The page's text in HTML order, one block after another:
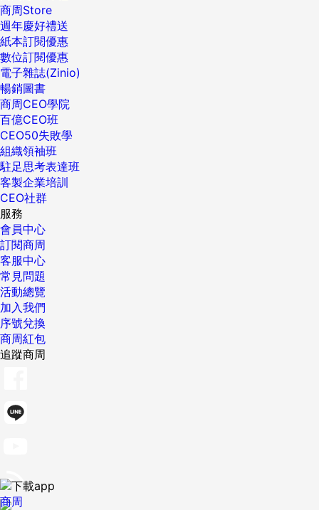
商周Store
週年慶好禮送
紙本訂閱優惠
數位訂閱優惠
電子雜誌(Zinio)
暢銷圖書
商周CEO學院
百億CEO班
CEO50失敗學
組織領袖班
駐足思考表達班
客製企業培訓
CEO社群
服務
會員中心
訂閱商周
客服中心
常見問題
活動總覽
加入我們
序號兌換
商周紅包
追蹤商周
商周